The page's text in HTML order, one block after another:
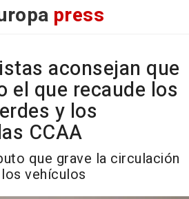
press
aconsejan que
el que recaude los
y los
CCAA
que grave la circulación
vehículos